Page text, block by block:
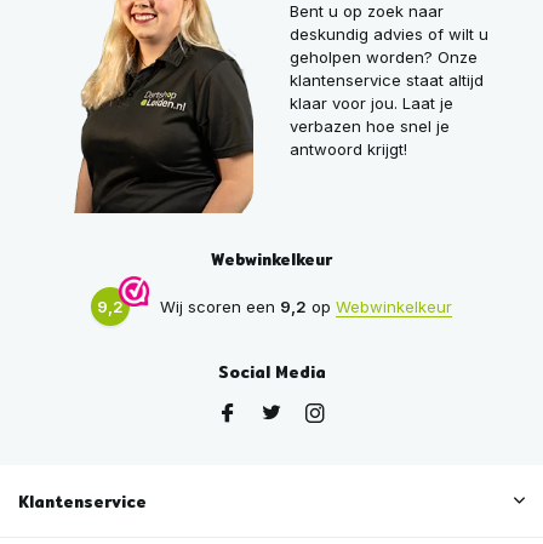
Bent u op zoek naar
deskundig advies of wilt u
geholpen worden? Onze
klantenservice staat altijd
klaar voor jou. Laat je
verbazen hoe snel je
antwoord krijgt!
Webwinkelkeur
9,2 Wij scoren een 9,2 op Webwinkelkeur
Social Media
Klantenservice